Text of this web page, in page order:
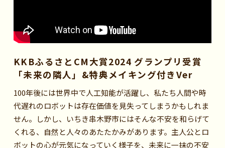
KKBふるさとCM大賞2024 グランプリ受賞
「未来の隣人」&特典メイキング付きVer
100年後には世界中で人工知能が活躍し、私たち人間や時
代遅れのロボットは存在価値を見失ってしまうかもしれま
せん。しかし、いちき串木野市にはそんな不安を和らげて
くれる、自然と人々のあたたかみがあります。主人公とロ
ボットの心が元気になっていく様子を、未来に一抹の不安